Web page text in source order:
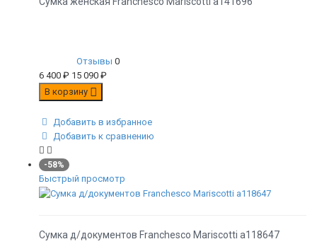
Отзывы 0
6 400 ₽ 15 090 ₽
В корзину
Добавить в избранное
Добавить к сравнению
-58%
Быстрый просмотр
Сумка д/документов Franchesco Mariscotti а118647